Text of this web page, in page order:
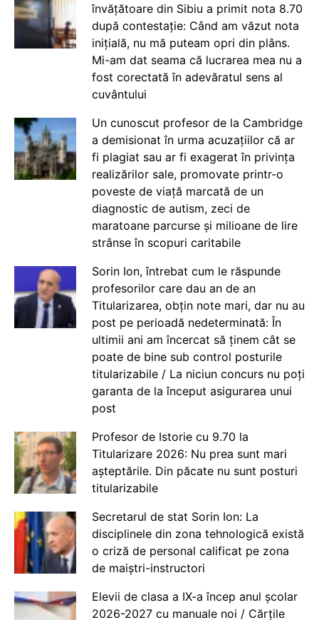
învățătoare din Sibiu a primit nota 8.70
după contestație: Când am văzut nota
inițială, nu mă puteam opri din plâns.
Mi-am dat seama că lucrarea mea nu a
fost corectată în adevăratul sens al
cuvântului
Un cunoscut profesor de la Cambridge
a demisionat în urma acuzațiilor că ar
fi plagiat sau ar fi exagerat în privința
realizărilor sale, promovate printr-o
poveste de viață marcată de un
diagnostic de autism, zeci de
maratoane parcurse și milioane de lire
strânse în scopuri caritabile
Sorin Ion, întrebat cum le răspunde
profesorilor care dau an de an
Titularizarea, obțin note mari, dar nu au
post pe perioadă nedeterminată: În
ultimii ani am încercat să ținem cât se
poate de bine sub control posturile
titularizabile / La niciun concurs nu poți
garanta de la început asigurarea unui
post
Profesor de Istorie cu 9.70 la
Titularizare 2026: Nu prea sunt mari
așteptările. Din păcate nu sunt posturi
titularizabile
Secretarul de stat Sorin Ion: La
disciplinele din zona tehnologică există
o criză de personal calificat pe zona
de maiștri-instructori
Elevii de clasa a IX-a încep anul școlar
2026-2027 cu manuale noi / Cărțile